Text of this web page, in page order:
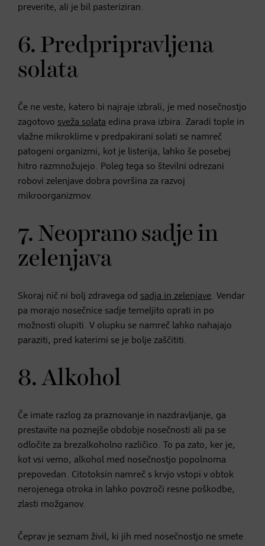
preverite, ali je bil pasteriziran.
6. Predpripravljena
solata
Če ne veste, katero bi najraje izbrali, je med nosečnostjo
zagotovo sveža solata edina prava izbira. Zaradi tople in
vlažne mikroklime v predpakirani solati se namreč
patogeni organizmi, kot je listerija, lahko še posebej
hitro razmnožujejo. Poleg tega so številni odrezani
robovi zelenjave dobra površina za razvoj
mikroorganizmov.
7. Neoprano sadje in
zelenjava
Skoraj nič ni bolj zdravega od sadja in zelenjave. Vendar
pa morajo nosečnice sadje temeljito oprati in po
možnosti olupiti. V olupku se namreč lahko nahajajo
paraziti, pred katerimi se je bolje zaščititi.
8. Alkohol
Če imate razlog za praznovanje in nazdravljanje, ga
prestavite na poznejše obdobje nosečnosti ali pa se
odločite za brezalkoholno različico. To pa zato, ker je,
kot vsi vemo, alkohol med nosečnostjo popolnoma
prepovedan. Citotoksin namreč s krvjo vstopi v obtok
nerojenega otroka in lahko povzroči resne poškodbe,
zlasti možganov.
Čeprav je seznam živil, ki jih med nosečnostjo ne smete